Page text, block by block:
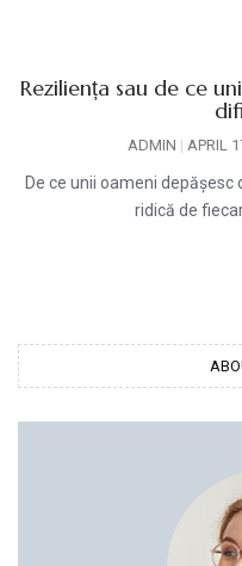
Reziliența sau de ce
ADMIN APRIL
De ce unii oameni
ridică de